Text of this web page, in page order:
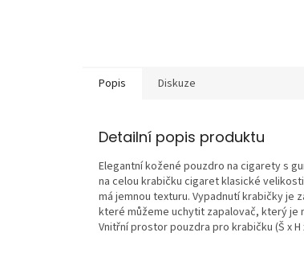
Popis Diskuze
Detailní popis produktu
Elegantní kožené pouzdro na cigarety s
na celou krabičku cigaret klasické
má jemnou texturu. Vypadnutí krabičky je
které můžeme uchytit zapalovač, který je
Vnitřní prostor pouzdra pro krabičku (Š x H